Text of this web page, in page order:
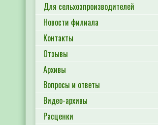
Для сельхозпроизводителей
Новости филиала
Контакты
Отзывы
Архивы
Вопросы и ответы
Видео-архивы
Расценки